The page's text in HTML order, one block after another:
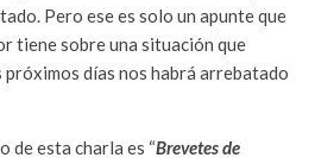
Pero ese es solo un apunte que
tiene sobre una situación que
próximos días nos habrá arrebatado
de esta charla es “Brevetes de